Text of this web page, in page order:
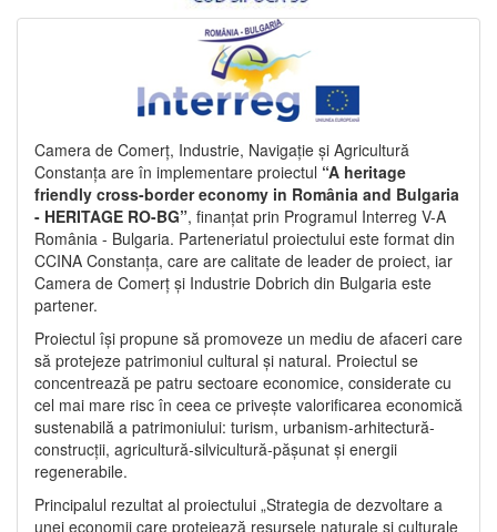
Camera de Comerț, Industrie, Navigație și Agricultură
Constanța are în implementare proiectul “A heritage
friendly cross-border economy in România and Bulgaria
- HERITAGE RO-BG”, finanțat prin Programul Interreg V-A
România - Bulgaria. Parteneriatul proiectului este format din
CCINA Constanța, care are calitate de leader de proiect, iar
Camera de Comerț și Industrie Dobrich din Bulgaria este
partener.
Proiectul își propune să promoveze un mediu de afaceri care
să protejeze patrimoniul cultural și natural. Proiectul se
concentrează pe patru sectoare economice, considerate cu
cel mai mare risc în ceea ce privește valorificarea economică
sustenabilă a patrimoniului: turism, urbanism-arhitectură-
construcții, agricultură-silvicultură-pășunat și energii
regenerabile.
Principalul rezultat al proiectului „Strategia de dezvoltare a
unei economii care protejează resursele naturale și culturale